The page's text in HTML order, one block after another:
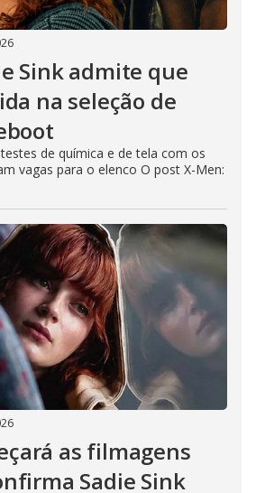
Sink admite que
na seleção de
de química e de tela com os
vagas para o elenco O post X-Men:
as filmagens
Sadie Sink